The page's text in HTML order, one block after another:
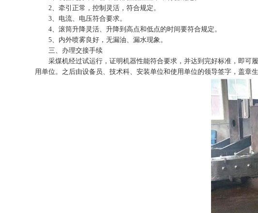
2、牵引正常，控制灵活，符合规定。
3、电流、电压符合要求。
4、滚筒升降灵活、升降到高点和低点的时间要符合规定。
5、内外喷雾良好，无漏油、漏水现象。
三、办理交接手续
采煤机经过试运行，证明机器性能符合要求，并达到完好标准，即可
用单位。之后由设备员、技术科、安装单位和使用单位的领导签字，盖章生